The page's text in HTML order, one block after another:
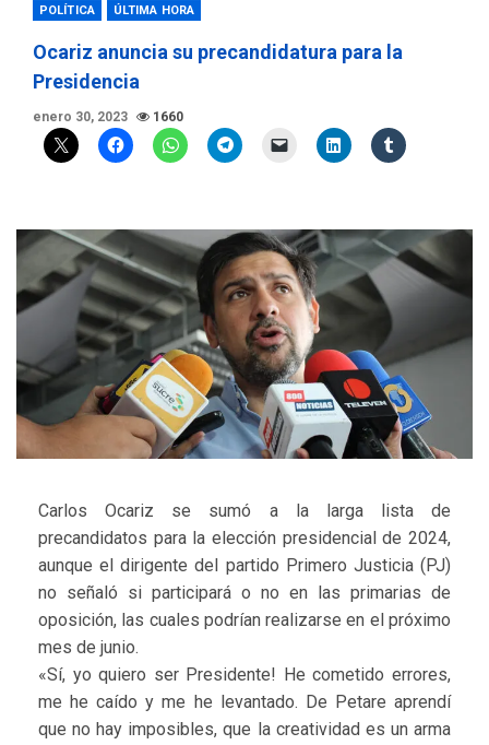
POLÍTICA ÚLTIMA HORA
Ocariz anuncia su precandidatura para la
Presidencia
enero 30, 2023 1660
Carlos Ocariz se sumó a la larga lista de
precandidatos para la elección presidencial de 2024,
aunque el dirigente del partido Primero Justicia (PJ)
no señaló si participará o no en las primarias de
oposición, las cuales podrían realizarse en el próximo
mes de junio.
«Sí, yo quiero ser Presidente! He cometido errores,
me he caído y me he levantado. De Petare aprendí
que no hay imposibles, que la creatividad es un arma